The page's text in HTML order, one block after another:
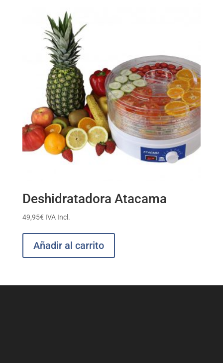
Deshidratadora Atacama
49,95€ IVA Incl.
Añadir al carrito